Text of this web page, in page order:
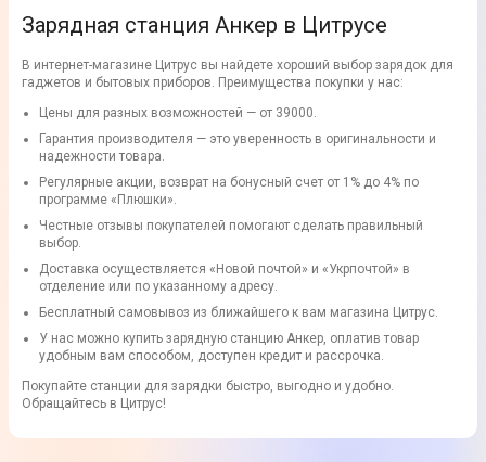
Зарядная станция Анкер в Цитрусе
В интернет-магазине Цитрус вы найдете хороший выбор зарядок для
гаджетов и бытовых приборов. Преимущества покупки у нас:
Цены для разных возможностей — от 39000.
Гарантия производителя — это уверенность в оригинальности и
надежности товара.
Регулярные акции, возврат на бонусный счет от 1% до 4% по
программе «Плюшки».
Честные отзывы покупателей помогают сделать правильный
выбор.
Доставка осуществляется «Новой почтой» и «Укрпочтой» в
отделение или по указанному адресу.
Бесплатный самовывоз из ближайшего к вам магазина Цитрус.
У нас можно купить зарядную станцию Анкер, оплатив товар
удобным вам способом, доступен кредит и рассрочка.
Покупайте станции для зарядки быстро, выгодно и удобно.
Обращайтесь в Цитрус!